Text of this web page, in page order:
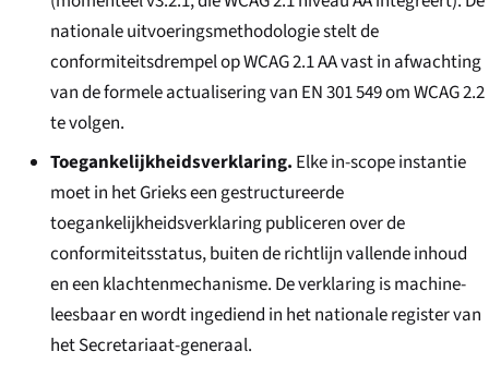
nationale uitvoeringsmethodologie stelt de
conformiteitsdrempel op WCAG 2.1 AA vast in afwachting
van de formele actualisering van EN 301 549 om WCAG 2.2
te volgen.
Toegankelijkheidsverklaring. Elke in-scope instantie
moet in het Grieks een gestructureerde
toegankelijkheidsverklaring publiceren over de
conformiteitsstatus, buiten de richtlijn vallende inhoud
en een klachtenmechanisme. De verklaring is machine-
leesbaar en wordt ingediend in het nationale register van
het Secretariaat-generaal.